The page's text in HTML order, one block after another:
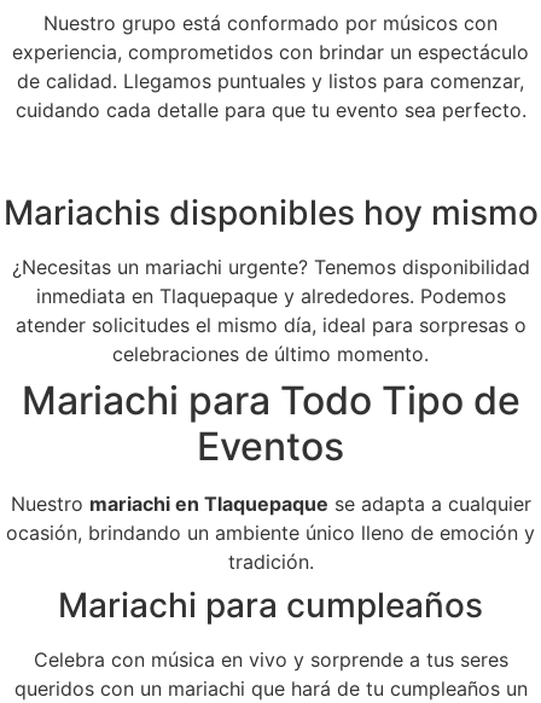
Nuestro grupo está conformado por músicos con
experiencia, comprometidos con brindar un espectáculo
de calidad. Llegamos puntuales y listos para comenzar,
cuidando cada detalle para que tu evento sea perfecto.
Mariachis disponibles hoy mismo
¿Necesitas un mariachi urgente? Tenemos disponibilidad
inmediata en Tlaquepaque y alrededores. Podemos
atender solicitudes el mismo día, ideal para sorpresas o
celebraciones de último momento.
Mariachi para Todo Tipo de
Eventos
Nuestro mariachi en Tlaquepaque se adapta a cualquier
ocasión, brindando un ambiente único lleno de emoción y
tradición.
Mariachi para cumpleaños
Celebra con música en vivo y sorprende a tus seres
queridos con un mariachi que hará de tu cumpleaños un